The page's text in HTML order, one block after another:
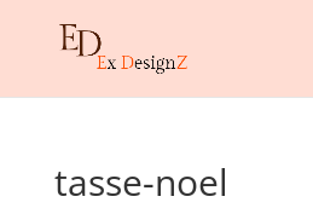
tasse-noel